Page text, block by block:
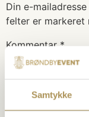
Samtykke
Din e-
felter er markeret
Kommentar*